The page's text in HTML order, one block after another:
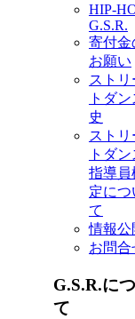
HIP-
G.S.R.
寄付金
お願い
ストリ
トダン
史
ストリ
トダン
指導員
定につ
て
情報公
お問合
G.S.R.に
て